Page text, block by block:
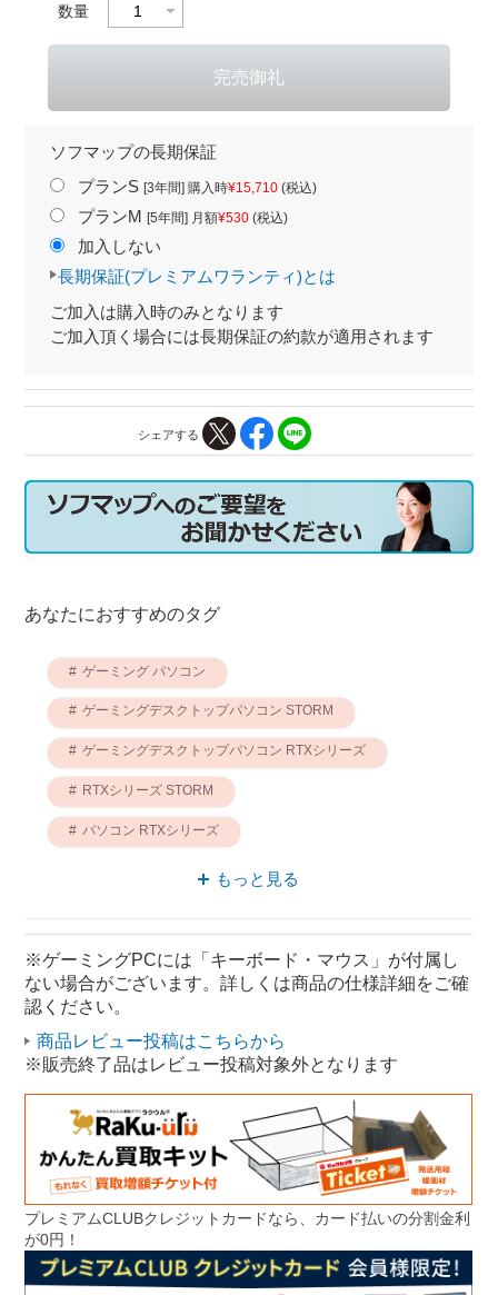
数量
ソフマップの長期保証
プランS [3年間] 購入時¥15,710(税込)
プランM [5年間] 月額¥530(税込)
加入しない
長期保証(プレミアムワランティ)とは
ご加入は購入時のみとなります
ご加入頂く場合には長期保証の約款が適用されます
シェアする
あなたにおすすめのタグ
ゲーミング パソコン
ゲーミングデスクトップパソコン STORM
ゲーミングデスクトップパソコン RTXシリーズ
RTXシリーズ STORM
パソコン RTXシリーズ
ゲーミングデスクトップパソコン RTX4060Ti
RTX4060Ti パソコン
もっと見る
※ゲーミングPCには「キーボード・マウス」が付属し
ない場合がございます。詳しくは商品の仕様詳細をご確
認ください。
商品レビュー投稿はこちらから
※販売終了品はレビュー投稿対象外となります
プレミアムCLUBクレジットカードなら、カード払いの分割金利
が0円！